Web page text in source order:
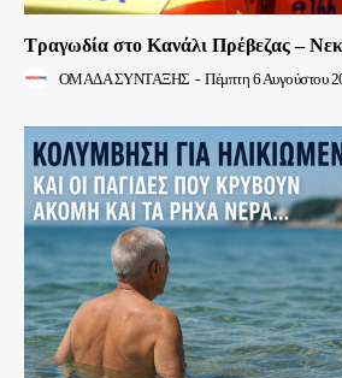
Τραγωδία στο Κανάλι Πρέβεζας –
ΟΜΑΔΑ ΣΥΝΤΑΞΗΣ - Πέμπτη 6 Αυγούστου